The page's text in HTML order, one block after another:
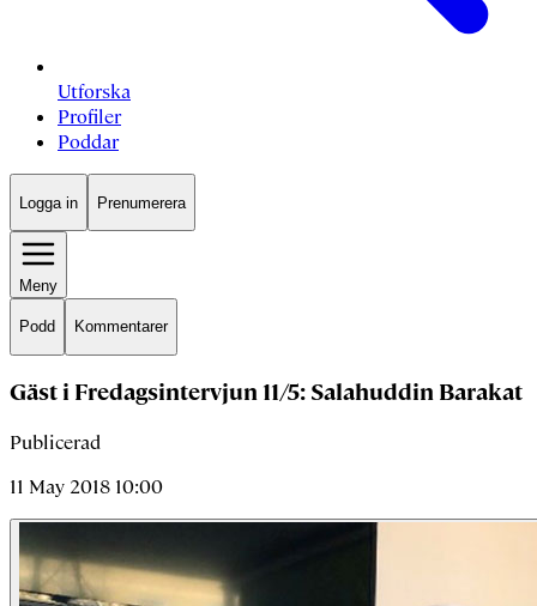
Utforska
Profiler
Poddar
Logga in Prenumerera
Meny
Podd Kommentarer
Gäst i Fredagsintervjun 11/5: Salahuddin Barakat
Publicerad
11 May 2018 10:00